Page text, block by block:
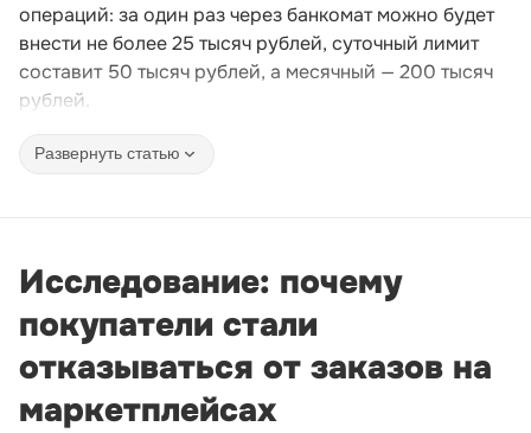
операций: за один раз через банкомат можно будет
внести не более 25 тысяч рублей, суточный лимит
составит 50 тысяч рублей, а месячный — 200 тысяч
рублей.
Развернуть статью
Исследование: почему
покупатели стали
отказываться от заказов на
маркетплейсах